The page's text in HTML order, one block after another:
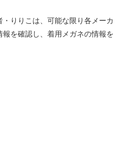
りりこは、可能な限り各メーカ
を確認し、着用メガネの情報を